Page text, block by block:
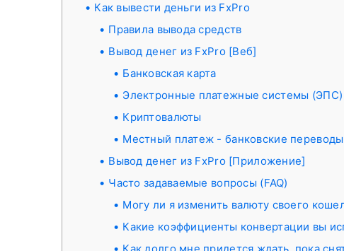
Как вывести деньги из FxPro
Правила вывода средств
Вывод денег из FxPro [Веб]
Банковская карта
Электронные платежные системы (ЭПС)
Криптовалюты
Местный платеж - банковские переводы
Вывод денег из FxPro [Приложение]
Часто задаваемые вопросы (FAQ)
Могу ли я изменить валюту своего
Какие коэффициенты конвертации вы